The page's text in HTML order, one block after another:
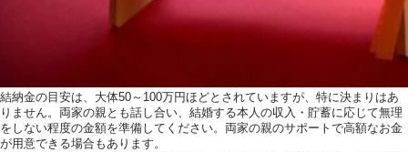
結納金の目安は、大体50～100万円ほどとされていますが、特に決まりはあ
りません。両家の親とも話し合い、結婚する本人の収入・貯蓄に応じて無理
をしない程度の金額を準備してください。両家の親のサポートで高額なお金
が用意できる場合もあります。